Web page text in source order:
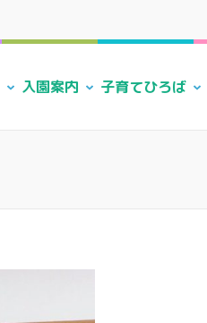
入園案内 子育てひろば